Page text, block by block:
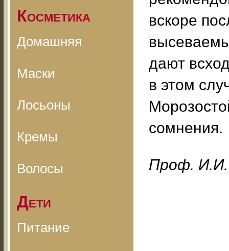
Косметика
Домашняя
Маски
Лосьоны
Кремы
Волосы
Дети
Питание
вскоре
дают
в этом
сомнения.
Проф. И.И.